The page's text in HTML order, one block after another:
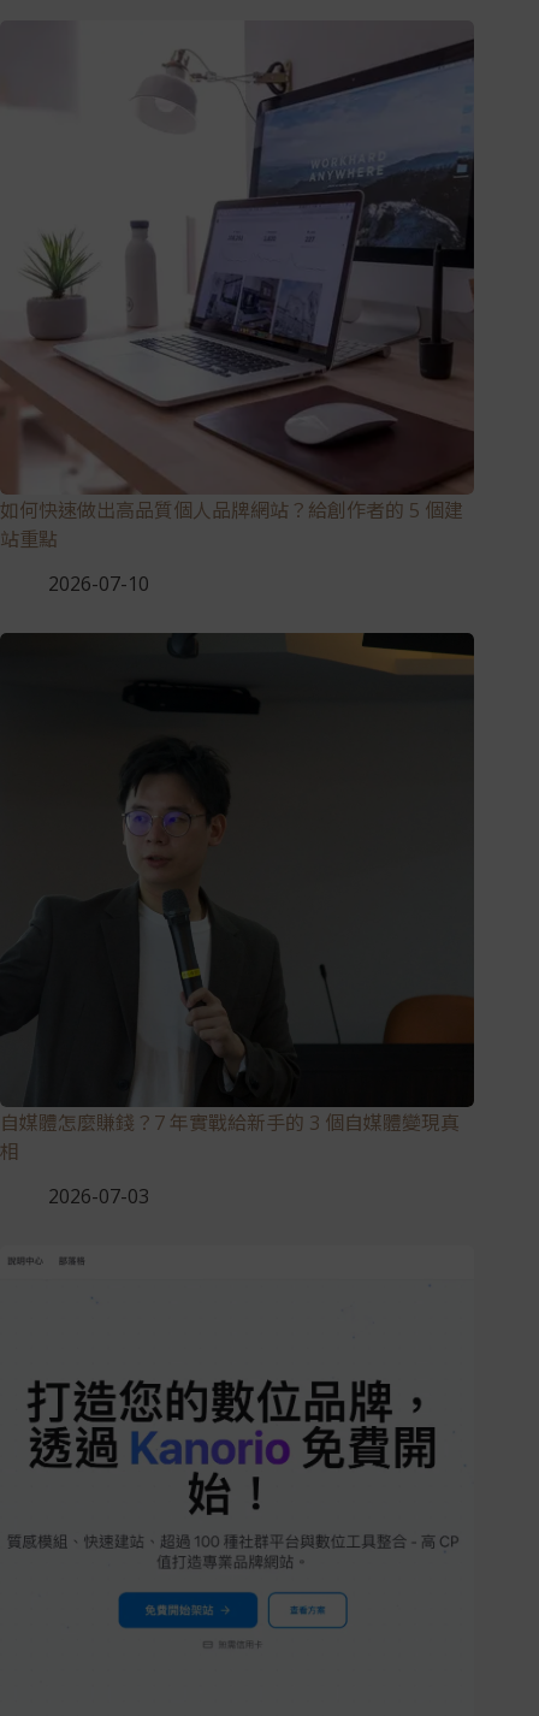
如何快速做出高品質個人品牌網站？給創作者的 5 個建
站重點
2026-07-10
自媒體怎麼賺錢？7 年實戰給新手的 3 個自媒體變現真
相
2026-07-03